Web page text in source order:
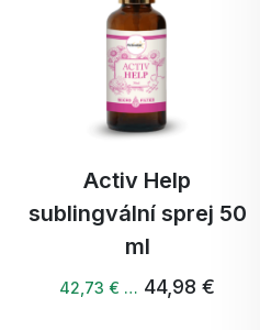
Activ Help
sublingvální sprej 50
ml
42,73 € … 44,98 €